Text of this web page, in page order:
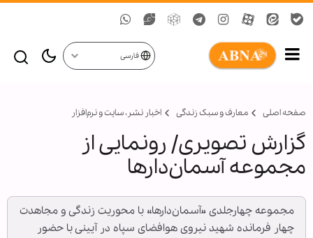
فارسی
صفحه اصلی معارف و سبک زندگی اخبار نشر، سايت و نرم‌افزار
گزارش تصویری/ رونمایی از
مجموعه آسمان‌دارها
مجموعه چهارجلدی «آسمان‌دارها» با محوریت زندگی و مجاهدت
چهار فرمانده شهید نیروی هوافضای سپاه در آیینی با حضور